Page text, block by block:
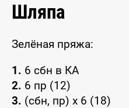
Шляпа
Зелёная пряжа:
1. 6 сбн в КА
2. 6 пр (12)
3. (сбн, пр) x 6 (18)